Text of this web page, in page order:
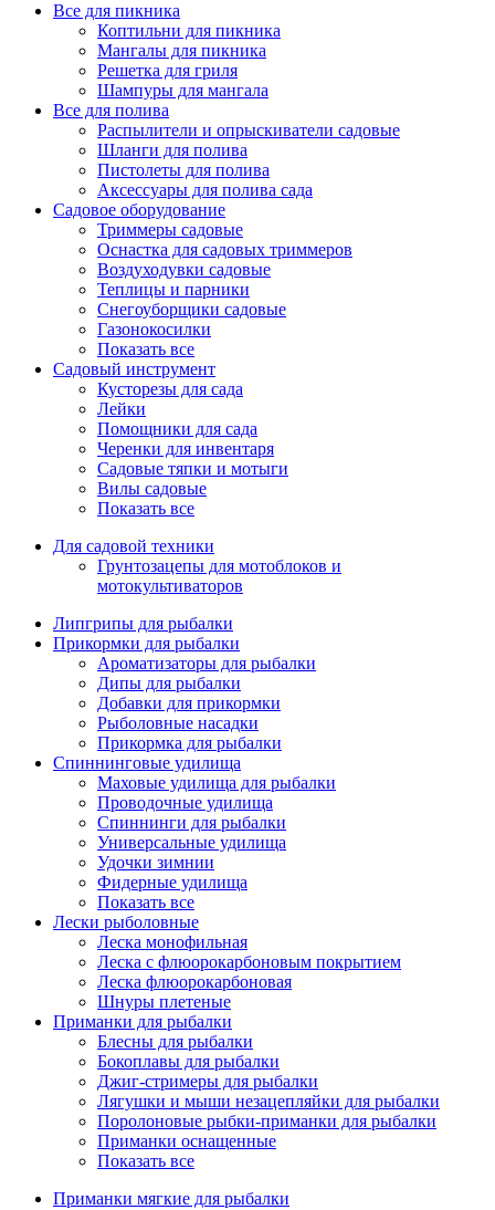
Все для пикника
Коптильни для пикника
Мангалы для пикника
Решетка для гриля
Шампуры для мангала
Все для полива
Распылители и опрыскиватели садовые
Шланги для полива
Пистолеты для полива
Аксессуары для полива сада
Садовое оборудование
Триммеры садовые
Оснастка для садовых триммеров
Воздуходувки садовые
Теплицы и парники
Снегоуборщики садовые
Газонокосилки
Показать все
Садовый инструмент
Кусторезы для сада
Лейки
Помощники для сада
Черенки для инвентаря
Садовые тяпки и мотыги
Вилы садовые
Показать все
Для садовой техники
Грунтозацепы для мотоблоков и
мотокультиваторов
Липгрипы для рыбалки
Прикормки для рыбалки
Ароматизаторы для рыбалки
Дипы для рыбалки
Добавки для прикормки
Рыболовные насадки
Прикормка для рыбалки
Спиннинговые удилища
Маховые удилища для рыбалки
Проводочные удилища
Спиннинги для рыбалки
Универсальные удилища
Удочки зимнии
Фидерные удилища
Показать все
Лески рыболовные
Леска монофильная
Леска с флюорокарбоновым покрытием
Леска флюорокарбоновая
Шнуры плетеные
Приманки для рыбалки
Блесны для рыбалки
Бокоплавы для рыбалки
Джиг-стримеры для рыбалки
Лягушки и мыши незацепляйки для рыбалки
Поролоновые рыбки-приманки для рыбалки
Приманки оснащенные
Показать все
Приманки мягкие для рыбалки